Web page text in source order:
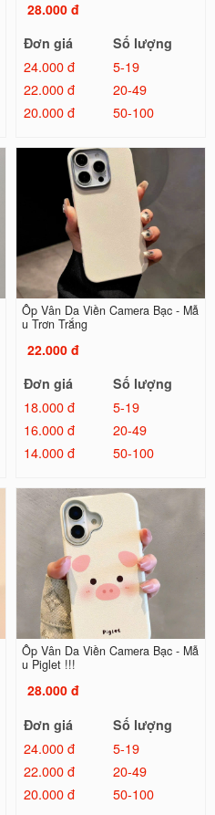
28.000 đ
Đơn giá
Số lượng
24.000 đ
5-19
22.000 đ
20-49
20.000 đ
50-100
Ốp Vân Da Viền Camera Bạc - Mẫ
u Trơn Trắng
22.000 đ
Đơn giá
Số lượng
18.000 đ
5-19
16.000 đ
20-49
14.000 đ
50-100
Ốp Vân Da Viền Camera Bạc - Mẫ
u Piglet !!!
28.000 đ
Đơn giá
Số lượng
24.000 đ
5-19
22.000 đ
20-49
20.000 đ
50-100